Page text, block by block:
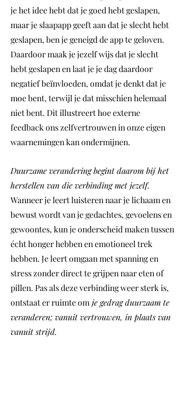
je het idee hebt dat je goed hebt geslapen,
maar je slaapapp geeft aan dat je slecht hebt
geslapen, ben je geneigd de app te geloven.
Daardoor maak je jezelf wijs dat je slecht
hebt geslapen en laat je je dag daardoor
negatief beïnvloeden, omdat je denkt dat je
moe bent, terwijl je dat misschien helemaal
niet bent. Dit illustreert hoe externe
feedback ons zelfvertrouwen in onze eigen
waarnemingen kan ondermijnen.
Duurzame verandering begint daarom bij het
herstellen van die verbinding met jezelf.
Wanneer je leert luisteren naar je lichaam en
bewust wordt van je gedachtes, gevoelens en
gewoontes, kun je onderscheid maken tussen
écht honger hebben en emotioneel trek
hebben. Je leert omgaan met spanning en
stress zonder direct te grijpen naar eten of
pillen. Pas als deze verbinding weer sterk is,
ontstaat er ruimte om je gedrag duurzaam te
veranderen; vanuit vertrouwen, in plaats van
vanuit strijd.